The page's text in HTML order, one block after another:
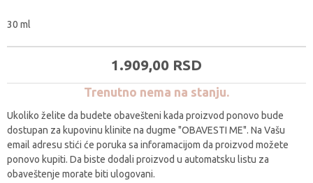
30 ml
1.909,00 RSD
Trenutno nema na stanju.
Ukoliko želite da budete obavešteni kada proizvod ponovo bude
dostupan za kupovinu klinite na dugme "OBAVESTI ME". Na Vašu
email adresu stići će poruka sa inforamacijom da proizvod možete
ponovo kupiti. Da biste dodali proizvod u automatsku listu za
obaveštenje morate biti ulogovani.